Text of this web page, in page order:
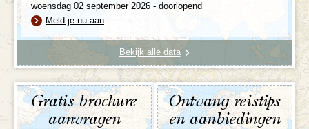
woensdag 02 september 2026 - doorlopend
Meld je nu aan
Bekijk alle data
Gratis brochure
aanvragen
Ontvang reistips
en aanbiedingen